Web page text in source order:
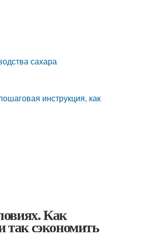
сахара
инструкция, как
Как
так сэкономить